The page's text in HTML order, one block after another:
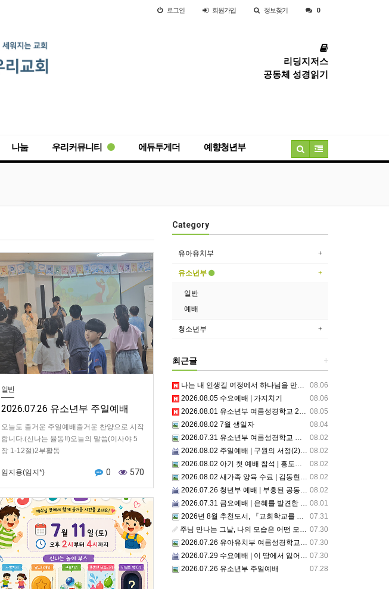
로그인 회원가입 정보찾기 0
리딩지저스
공동체 성경읽기
나눔 우리커뮤니티 에듀투게더 예향청년부
일반
2026.07.26 유소년부 주일예배
​오늘도 즐거운 주일예배즐거운 찬양으로 시작
합니다.(신나는 율동!!)오늘의 말씀(이사야 5
장 1-12절)2부활동
임지용(임지*) 0 570
Category
유아유치부
유소년부
일반
예배
청소년부
+
최근글
08.06
나는 내 인생길 여정에서 하나님을 만났는가? 그렇다면 나의 삶은 어떠한가? 자신을 돌아 봅니다.
08.06
2026.08.05 수요예배 | 가지치기
08.05
2026.08.01 유소년부 여름성경학교 2일차
08.04
2026.08.02 7월 생일자
08.02
2026.07.31 유소년부 여름성경학교 첫째날
08.02
2026.08.02 주일예배 | 구원의 서정(2)부르심: 거절할 수 없는 은혜의 시작
08.02
2026.08.02 아기 첫 예배 참석 | 홍도영, 홍찬영 아기(홍석진, 임자현 집사 가정)
08.02
2026.08.02 새가족 양육 수료 | 김동현, 박현정 성도
08.02
2026.07.26 청년부 예배 | 부흥된 공동체4: 세상 앞에서1
08.01
2026.07.31 금요예배 | 은혜를 발견한 사람
07.31
2026년 8월 추천도서, 『교회학교를 리셋하라』
07.30
주님 만나는 그날, 나의 모습은 어떤 모습으로 주님 앞에 서게 될까 ??????
07.30
2026.07.26 유아유치부 여름성경학교 2일차
07.30
2026.07.29 수요예배 | 이 땅에서 잃어버린 것들
07.28
2026.07.26 유소년부 주일예배